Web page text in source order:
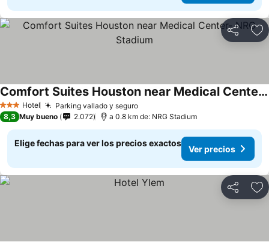
Compartir
3 Estrellas
Hotel Parking vallado y seguroVer precios
Comfort Suites Houston near Medical Center- NRG Stadium
Ver precios
8,3 Muy bueno 2.072 a 0.8 km de: NRG Stadium
Elige fechas para ver los precios exactos
Ver precios
Compartir